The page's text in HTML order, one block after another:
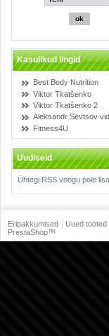
Kasulikud lingid
Best Body Nutrition
Viktor Tkatšenko
Viktor Tkatšenko 2
Aleksandr Sevtsov
Fitness4U
Uudiseid
Ühtegi RSS voogu pole
Eripakkumised Uued tooted
PrestaShop™